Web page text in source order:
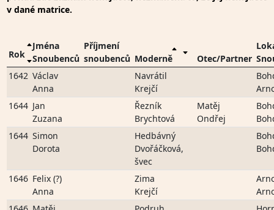
v dané matrice.
Rok
Jména
Snoubenců
Příjmení
snoubenců Moderně Otec/Partner
1642 Václav
Anna
Navrátil
Krejčí
1644 Jan
Zuzana
Řezník
Brychtová
Matěj
Ondřej
1644 Simon
Dorota
Hedbávný
Dvořáčková,
švec
1646 Felix (?)
Anna
Zima
Krejčí